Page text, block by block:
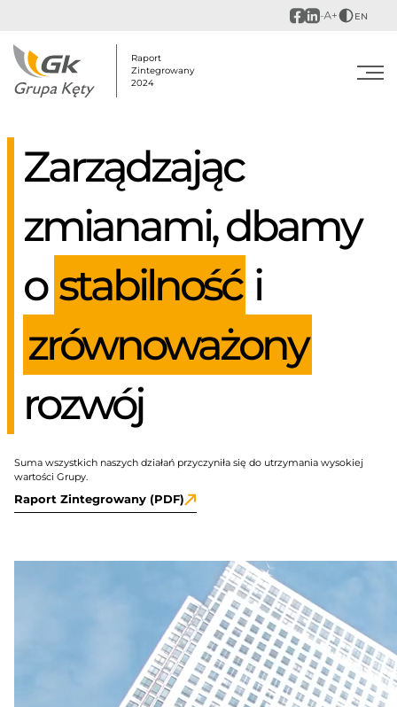
EN
Raport
Zintegrowany
2024
Zarządzając
zmianami, dbamy
o stabilność i
zrównoważony
rozwój
Suma wszystkich naszych działań przyczyniła się do utrzymania wysokiej
wartości Grupy.
Raport Zintegrowany (PDF)